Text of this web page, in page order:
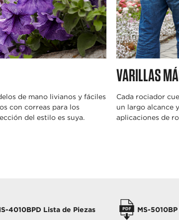
de mano livianos y fáciles
con correas para los
del estilo es suya.
VARILLAS
Cada rociador
un largo alcance
aplicaciones de
4010BPD Lista de Piezas MS-